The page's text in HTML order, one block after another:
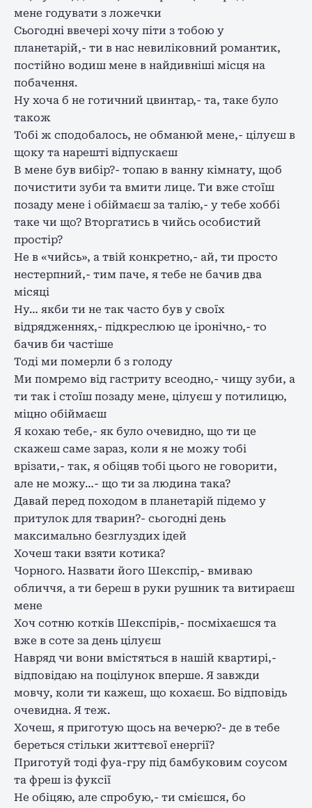
мене годувати з ложечки
Сьогодні ввечері хочу піти з тобою у
планетарій,- ти в нас невиліковний романтик,
постійно водиш мене в найдивніші місця на
побачення.
Ну хоча б не готичний цвинтар,- та, таке було
також
Тобі ж сподобалось, не обманюй мене,- цілуєш в
щоку та нарешті відпускаєш
В мене був вибір?- топаю в ванну кімнату, щоб
почистити зуби та вмити лице. Ти вже стоїш
позаду мене і обіймаєш за талію,- у тебе хоббі
таке чи що? Вторгатись в чийсь особистий
простір?
Не в «чийсь», а твій конкретно,- ай, ти просто
нестерпний,- тим паче, я тебе не бачив два
місяці
Ну… якби ти не так часто був у своїх
відрядженнях,- підкреслюю це іронічно,- то
бачив би частіше
Тоді ми померли б з голоду
Ми помремо від гастриту всеодно,- чищу зуби, а
ти так і стоїш позаду мене, цілуєш у потилицю,
міцно обіймаєш
Я кохаю тебе,- як було очевидно, що ти це
скажеш саме зараз, коли я не можу тобі
врізати,- так, я обіцяв тобі цього не говорити,
але не можу…- що ти за людина така?
Давай перед походом в планетарій підемо у
притулок для тварин?- сьогодні день
максимально безглуздих ідей
Хочеш таки взяти котика?
Чорного. Назвати його Шекспір,- вмиваю
обличчя, а ти береш в руки рушник та витираєш
мене
Хоч сотню котків Шекспірів,- посміхаєшся та
вже в соте за день цілуєш
Навряд чи вони вмістяться в нашій квартирі,-
відповідаю на поцілунок вперше. Я завжди
мовчу, коли ти кажеш, що кохаєш. Бо відповідь
очевидна. Я теж.
Хочеш, я приготую щось на вечерю?- де в тебе
береться стільки життєвої енергії?
Приготуй тоді фуа-гру під бамбуковим соусом
та фреш із фуксії
Не обіцяю, але спробую,- ти смієшся, бо